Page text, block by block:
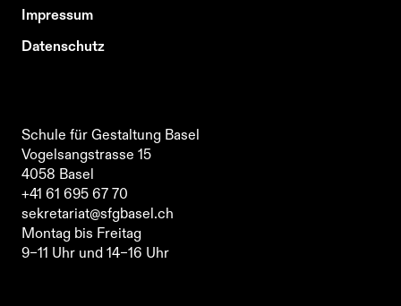
Schule für Gestaltung Basel
Vogelsangstrasse 15
+41 61 695 67 70
sekretariat@sfgbasel.ch
Impressum
Datenschutz
Schule für Gestaltung Basel
Vogelsangstrasse 15
4058 Basel
+41 61 695 67 70
sekretariat@sfgbasel.ch
Montag bis Freitag
9–11 Uhr und 14–16 Uhr